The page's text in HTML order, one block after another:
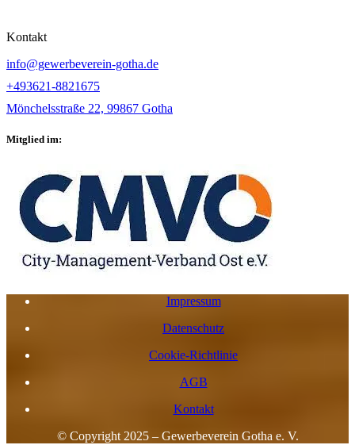
Kontakt
info@gewerbeverein-gotha.de
+493621-8821675
Mönchelsstraße 22, 99867 Gotha
Mitglied im:
Impressum
Datenschutz
Cookie-Richtlinie
AGB
Kontakt
© Copyright 2025 – Gewerbeverein Gotha e. V.